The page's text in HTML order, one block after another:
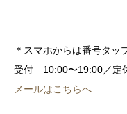
＊スマホからは番号タッ
受付 10:00〜19:00／
メールはこちらへ